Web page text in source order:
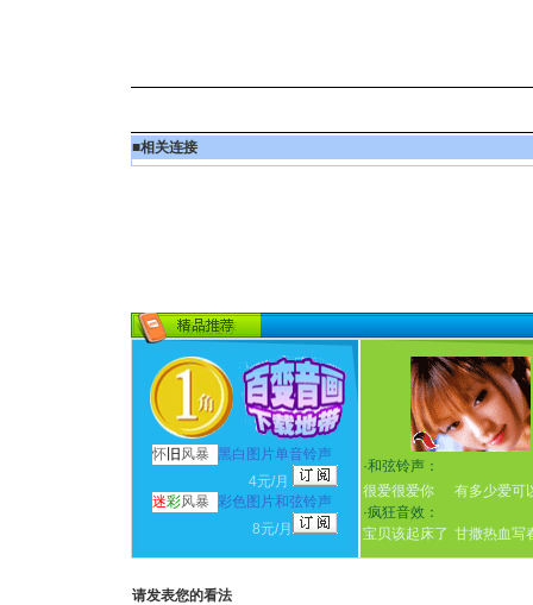
■相关连接
怀 旧 风暴
黑白图片单音铃声
4元/月
迷彩风暴 彩色图片和弦铃声
8元/月
·和弦铃声：
很爱很爱你
有多少爱可
·疯狂音效：
宝贝该起床了 甘撒热血写
请发表您的看法